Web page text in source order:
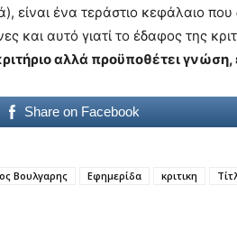
είναι ένα τεράστιο κεφάλαιο
και αυτό γιατί το έδαφος της
αλλά προϋποθέτει γνώση,
Share on Facebook
Βουλγαρης Εφημερίδα κριτικη